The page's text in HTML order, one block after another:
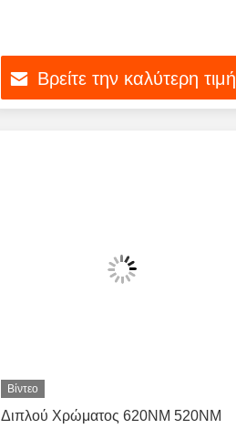
Βρείτε την καλύτερη τιμή
Βίντεο
Διπλού Χρώματος 620NM 520NM